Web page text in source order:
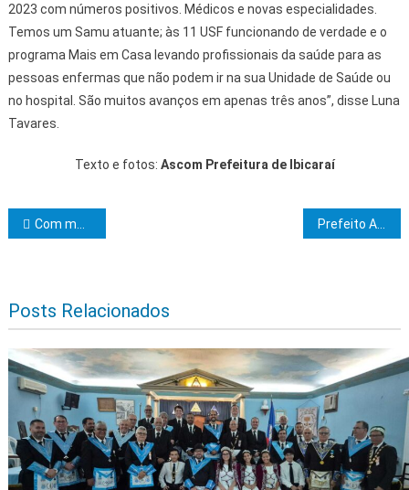
2023 com números positivos. Médicos e novas especialidades.
Temos um Samu atuante; às 11 USF funcionando de verdade e o
programa Mais em Casa levando profissionais da saúde para as
pessoas enfermas que não podem ir na sua Unidade de Saúde ou
no hospital. São muitos avanços em apenas três anos”, disse Luna
Tavares.
Texto e fotos: Ascom Prefeitura de Ibicaraí
Navegação de Post
Com maior investimento da história, Carnaval do Pelourinho é aberto oficialmente por Jerônimo e Geraldo Júnior Prefeito Augusto Castro sanciona Lei do Programa Esporte e Juventude em Movimento
Posts Relacionados